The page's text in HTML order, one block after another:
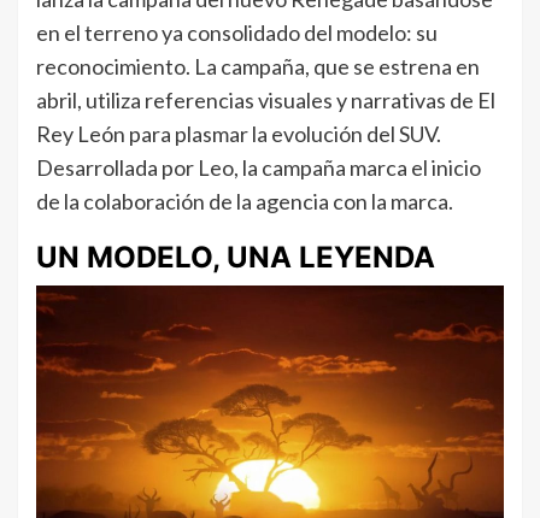
en el terreno ya consolidado del modelo: su
reconocimiento. La campaña, que se estrena en
abril, utiliza referencias visuales y narrativas de El
Rey León para plasmar la evolución del SUV.
Desarrollada por Leo, la campaña marca el inicio
de la colaboración de la agencia con la marca.
UN MODELO, UNA LEYENDA